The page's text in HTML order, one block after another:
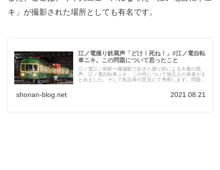
キ」が撮影された場所としても有名です。
江ノ電撮り鉄罵声「どけ！死ね！」#江ノ電自転
車ニキ。この問題について思ったこと
江ノ電江ノ島駅〜腰越駅で起きた撮り鉄による大量の罵
声。江ノ電自転車ニキ。この件について地元人の筆者がま
とめました。そして私自身の意見にて考察します。問題の
shonan-blog.net 2021.08.21